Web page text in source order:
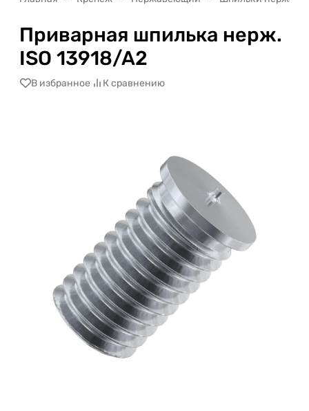
Приварная шпилька нерж.
ISO 13918/A2
В избранное К сравнению